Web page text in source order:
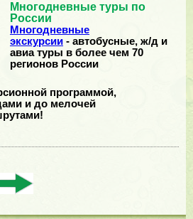
Многодневные туры по
России
Многодневные
экскурсии - автобусные, ж/д и
авиа туры в более чем 70
регионов России
программой,
и до мелочей